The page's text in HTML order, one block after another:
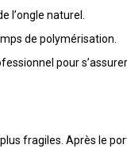
naturel.
de polymérisation.
pour
fragiles. Après le